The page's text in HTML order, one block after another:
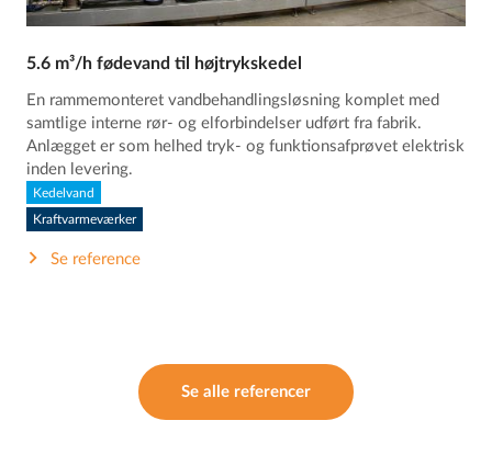
5.6 m³/h fødevand til højtrykskedel
En rammemonteret vandbehandlingsløsning komplet med
samtlige interne rør- og elforbindelser udført fra fabrik.
Anlægget er som helhed tryk- og funktionsafprøvet elektrisk
inden levering.
Kedelvand
Kraftvarmeværker
Se reference
Se alle referencer